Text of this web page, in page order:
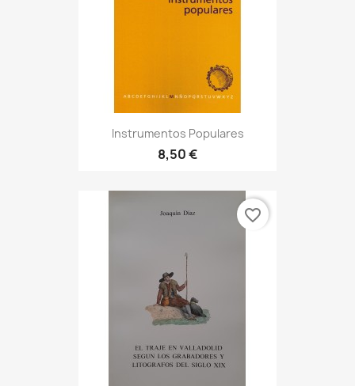
Instrumentos Populares
8,50 €
favorite_border